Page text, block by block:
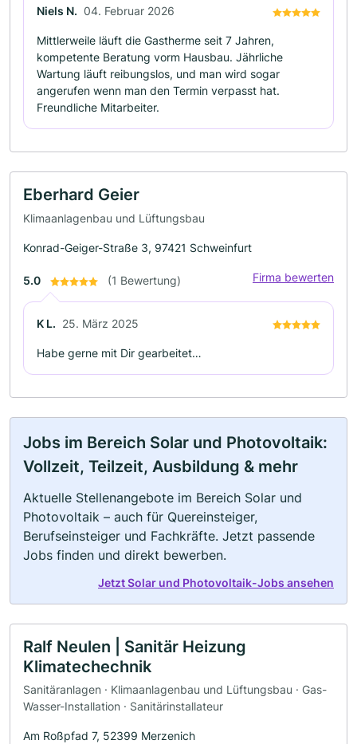
Niels N. 04. Februar 2026
Mittlerweile läuft die Gastherme seit 7 Jahren,
kompetente Beratung vorm Hausbau. Jährliche
Wartung läuft reibungslos, und man wird sogar
angerufen wenn man den Termin verpasst hat.
Freundliche Mitarbeiter.
Eberhard Geier
Klimaanlagenbau und Lüftungsbau
Konrad-Geiger-Straße 3, 97421 Schweinfurt
5.0 (1 Bewertung) Firma bewerten
K L. 25. März 2025
Habe gerne mit Dir gearbeitet…
Jobs im Bereich Solar und Photovoltaik:
Vollzeit, Teilzeit, Ausbildung & mehr
Aktuelle Stellenangebote im Bereich Solar und
Photovoltaik – auch für Quereinsteiger,
Berufseinsteiger und Fachkräfte. Jetzt passende
Jobs finden und direkt bewerben.
Jetzt Solar und Photovoltaik-Jobs ansehen
Ralf Neulen | Sanitär Heizung
Klimatechechnik
Sanitäranlagen · Klimaanlagenbau und Lüftungsbau · Gas-
Wasser-Installation · Sanitärinstallateur
Am Roßpfad 7, 52399 Merzenich